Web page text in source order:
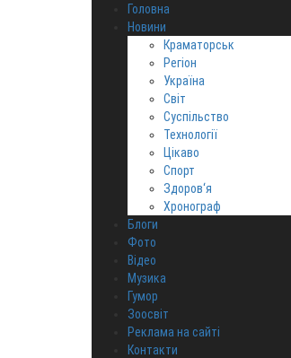
Головна
Новини
Краматорськ
Регіон
Україна
Світ
Суспільство
Технології
Цікаво
Спорт
Здоров‘я
Хронограф
Блоги
Фото
Відео
Музика
Гумор
Зоосвіт
Реклама на сайті
Контакти